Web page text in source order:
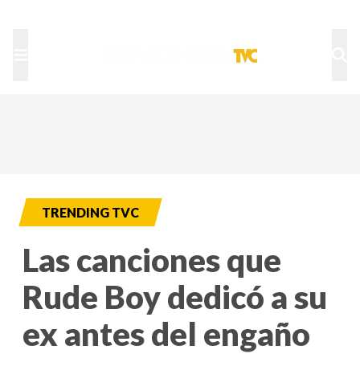
TRENDING TVC
Las canciones que
Rude Boy dedicó a su
ex antes del engaño